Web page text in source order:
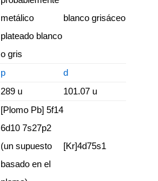
metálico
plateado blanco
o gris
blanco grisáceo
p
d
289 u 101.07 u
[Plomo Pb] 5f14
6d10 7s27p2
(un supuesto
basado en el
[Kr]4d75s1